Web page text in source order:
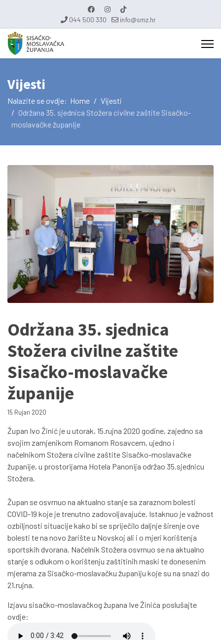
044 500 330 info@smz.hr
Vijesti
Nalazite se ovdje: Home
Vijesti
Održana 35. sjednica Stožera civilne zaštite Sisačko-
moslavačke županije
Održana 35. sjednica
Stožera civilne zaštite
Sisačko-moslavačke
županije
15 Rujan 2020
Župan Ivo Žinić je u utorak, 15.rujna 2020 godine, zajedno sa
svojim zamjenikom Romanom Rosavcem, ujedno i
načelnikom Stožera civilne zaštite Sisačko-moslavačke
županije, u prostorijama Hotela Panonija održao 35.sjednicu
Stožera.
Župan se osvrnuo na aktualno stanje sa zaraznom bolesti
COVID-19 koje je trenutno zadovoljavajuće. Istaknuo je važnost
ozbiljnosti situacije kako bi se spriječilo daljnje širenje ove
bolesti te na novo žarište u Novskoj ali i o mjeri korištenja
sportskih dvorana. Načelnik Stožera osvrnuo se na aktualno
stanje s odlukom o korištenju zaštitinih maski te donesenim
mjerama za Sisačko-moslavačku županiju koje su na snazi do
21.rujna.
Izjavu sisačko-moslavačkog župana Ive Žinića poslušajte
ovdje: